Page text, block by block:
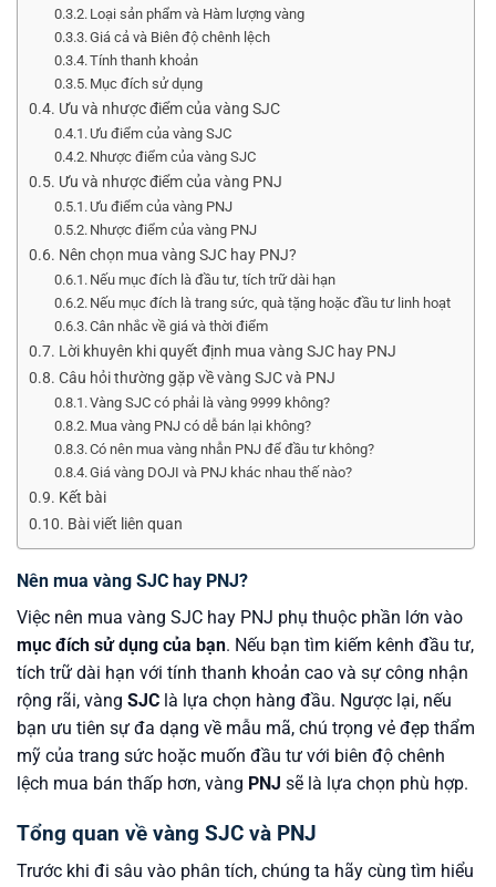
Loại sản phẩm và Hàm lượng vàng
Giá cả và Biên độ chênh lệch
Tính thanh khoản
Mục đích sử dụng
Ưu và nhược điểm của vàng SJC
Ưu điểm của vàng SJC
Nhược điểm của vàng SJC
Ưu và nhược điểm của vàng PNJ
Ưu điểm của vàng PNJ
Nhược điểm của vàng PNJ
Nên chọn mua vàng SJC hay PNJ?
Nếu mục đích là đầu tư, tích trữ dài hạn
Nếu mục đích là trang sức, quà tặng hoặc đầu tư linh hoạt
Cân nhắc về giá và thời điểm
Lời khuyên khi quyết định mua vàng SJC hay PNJ
Câu hỏi thường gặp về vàng SJC và PNJ
Vàng SJC có phải là vàng 9999 không?
Mua vàng PNJ có dễ bán lại không?
Có nên mua vàng nhẫn PNJ để đầu tư không?
Giá vàng DOJI và PNJ khác nhau thế nào?
Kết bài
Bài viết liên quan
Nên mua vàng SJC hay PNJ?
Việc nên mua vàng SJC hay PNJ phụ thuộc phần lớn vào
mục đích sử dụng của bạn. Nếu bạn tìm kiếm kênh đầu tư,
tích trữ dài hạn với tính thanh khoản cao và sự công nhận
rộng rãi, vàng SJC là lựa chọn hàng đầu. Ngược lại, nếu
bạn ưu tiên sự đa dạng về mẫu mã, chú trọng vẻ đẹp thẩm
mỹ của trang sức hoặc muốn đầu tư với biên độ chênh
lệch mua bán thấp hơn, vàng PNJ sẽ là lựa chọn phù hợp.
Tổng quan về vàng SJC và PNJ
Trước khi đi sâu vào phân tích, chúng ta hãy cùng tìm hiểu